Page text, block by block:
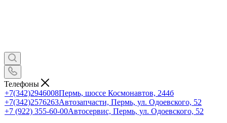
Телефоны
+7(342)2946008Пермь, шоссе Космонавтов, 244б
+7(342)2576263Автозапчасти, Пермь, ул. Одоевского, 52
+7 (922) 355-60-00Автосервис, Пермь, ул. Одоевского, 52